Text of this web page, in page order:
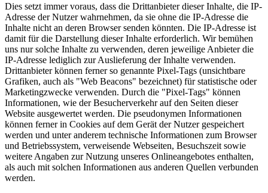
Dies setzt immer voraus, dass die Drittanbieter dieser Inhalte, die IP-
Adresse der Nutzer wahrnehmen, da sie ohne die IP-Adresse die
Inhalte nicht an deren Browser senden könnten. Die IP-Adresse ist
damit für die Darstellung dieser Inhalte erforderlich. Wir bemühen
uns nur solche Inhalte zu verwenden, deren jeweilige Anbieter die
IP-Adresse lediglich zur Auslieferung der Inhalte verwenden.
Drittanbieter können ferner so genannte Pixel-Tags (unsichtbare
Grafiken, auch als "Web Beacons" bezeichnet) für statistische oder
Marketingzwecke verwenden. Durch die "Pixel-Tags" können
Informationen, wie der Besucherverkehr auf den Seiten dieser
Website ausgewertet werden. Die pseudonymen Informationen
können ferner in Cookies auf dem Gerät der Nutzer gespeichert
werden und unter anderem technische Informationen zum Browser
und Betriebssystem, verweisende Webseiten, Besuchszeit sowie
weitere Angaben zur Nutzung unseres Onlineangebotes enthalten,
als auch mit solchen Informationen aus anderen Quellen verbunden
werden.